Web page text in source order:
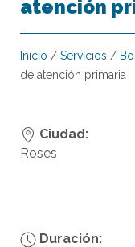
atención
Inicio / Servicios /
de atención primaria
Ciudad:
Roses
Duración: